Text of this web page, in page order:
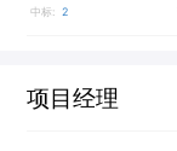
中标: 2
项目经理